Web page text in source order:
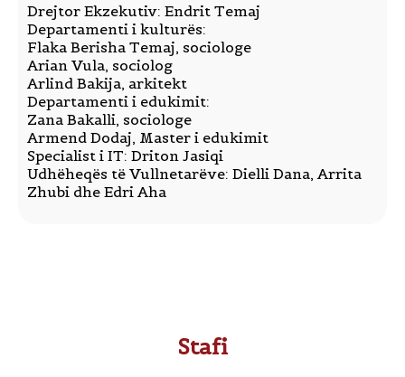
Drejtor Ekzekutiv: Endrit Temaj
Departamenti i kulturës:
Flaka Berisha Temaj, sociologe
Arian Vula, sociolog
Arlind Bakija, arkitekt
Departamenti i edukimit:
Zana Bakalli, sociologe
Armend Dodaj, Master i edukimit
Specialist i IT: Driton Jasiqi
Udhëheqës të Vullnetarëve: Dielli Dana, Arrita
Zhubi dhe Edri Aha
Stafi